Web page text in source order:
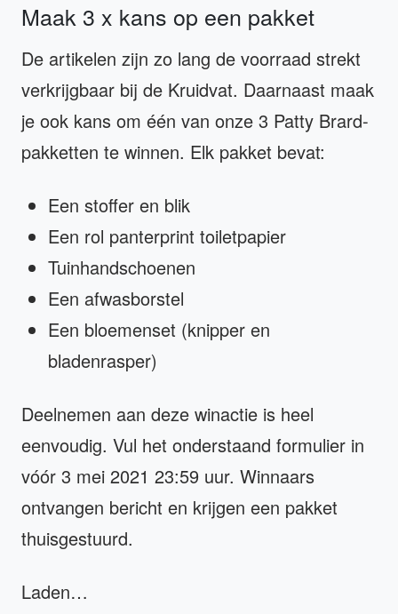
Maak 3 x kans op een pakket
De artikelen zijn zo lang de voorraad strekt
verkrijgbaar bij de Kruidvat. Daarnaast maak
je ook kans om één van onze 3 Patty Brard-
pakketten te winnen. Elk pakket bevat:
Een stoffer en blik
Een rol panterprint toiletpapier
Tuinhandschoenen
Een afwasborstel
Een bloemenset (knipper en
bladenrasper)
Deelnemen aan deze winactie is heel
eenvoudig. Vul het onderstaand formulier in
vóór 3 mei 2021 23:59 uur. Winnaars
ontvangen bericht en krijgen een pakket
thuisgestuurd.
Laden…